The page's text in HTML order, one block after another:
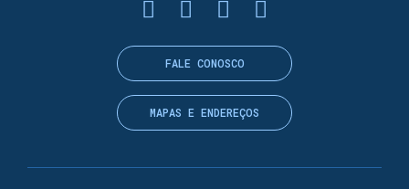
FALE CONOSCO
MAPAS E ENDEREÇOS